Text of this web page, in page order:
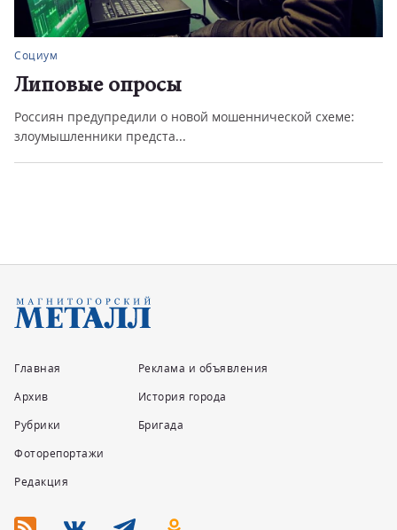
Социум
Липовые опросы
Россиян предупредили о новой мошеннической схеме:
злоумышленники предста...
Главная
Архив
Рубрики
Фоторепортажи
Редакция
Реклама и объявления
История города
Бригада